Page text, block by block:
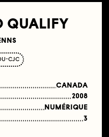
QUALIFY
CJC
CANADA
2008
NUMÉRIQUE
3